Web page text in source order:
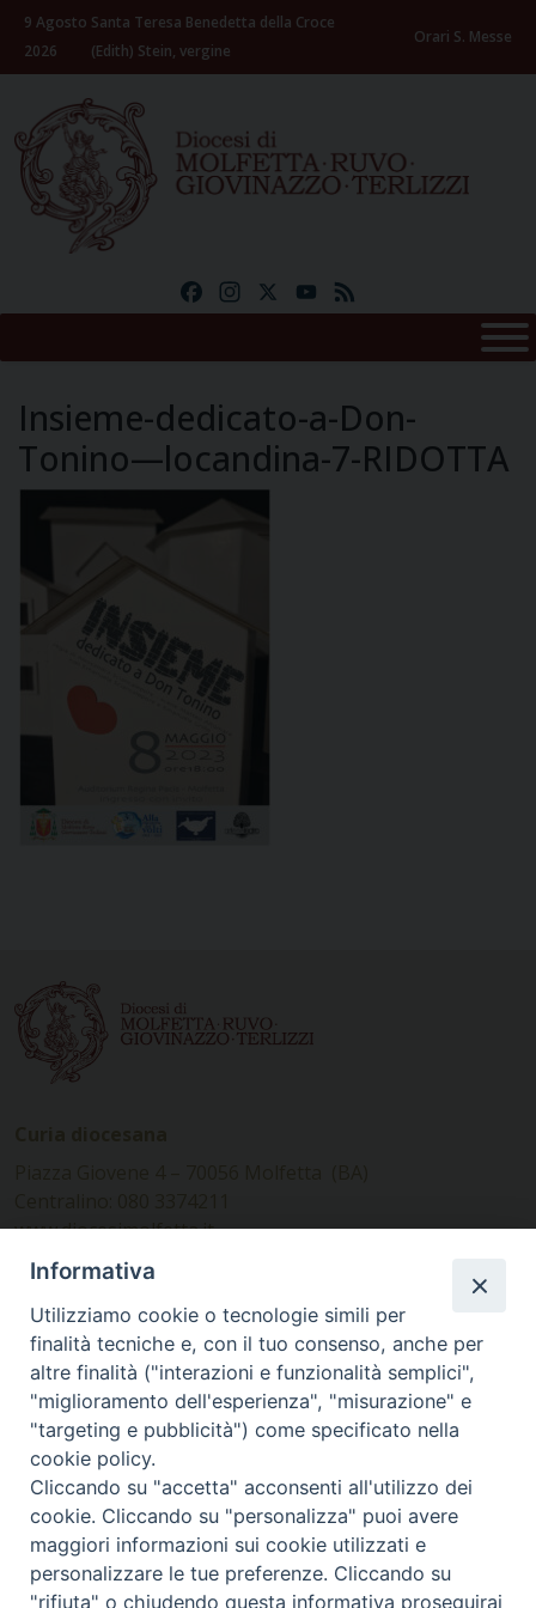
Skip
content
9 Agosto
2026
Santa Teresa Benedetta della Croce
(Edith) Stein, vergine
Orari S. Messe
FacebookInstagramYouTube
Insieme-dedicato-a-Don-
Tonino—locandina-7-RIDOTTA
www.diocesimolfetta.it –
diocesimolfetta@pec.chiesacattolica.it
Ufficio Comunicazioni sociali
Piazza Giovene 4 – 70056 Molfetta (BA)
comunicazionisociali@diocesimolfetta.it
SEGUICI SU
Facebook
Instagram
X YouTube
Feed
Privacy Policy - trasparenza
Informativa
Utilizziamo cookie o tecnologie simili per
finalità tecniche e, con il tuo consenso, anche per
altre finalità ("interazioni e funzionalità semplici",
"miglioramento dell'esperienza", "misurazione" e
"targeting e pubblicità") come specificato nella
cookie policy.
Cliccando su "accetta" acconsenti all'utilizzo dei
cookie. Cliccando su "personalizza" puoi avere
maggiori informazioni sui cookie utilizzati e
personalizzare le tue preferenze. Cliccando su
"rifiuta" o chiudendo questa informativa proseguirai